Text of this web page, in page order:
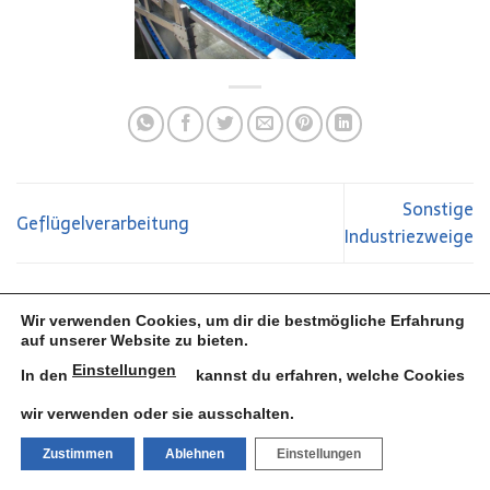
Geflügelverarbeitung
Sonstige
Industriezweige
Wir verwenden Cookies, um dir die bestmögliche Erfahrung
auf unserer Website zu bieten.
In den Einstellungen kannst du erfahren, welche Cookies
wir verwenden oder sie ausschalten.
Zustimmen Ablehnen Einstellungen